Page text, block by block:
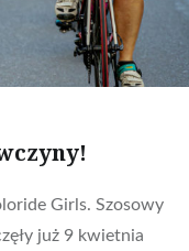
Girls. Szosowy
już 9 kwietnia